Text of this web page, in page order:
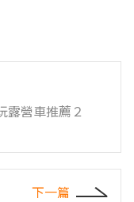
露營車推薦２
下一篇